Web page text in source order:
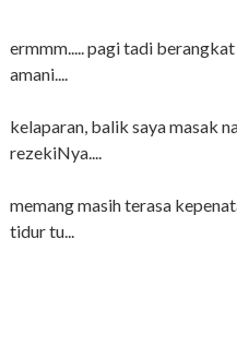
ermmm..... pagi tadi
amani....
kelaparan, balik saya masak
rezekiNya....
memang masih terasa
tidur tu...